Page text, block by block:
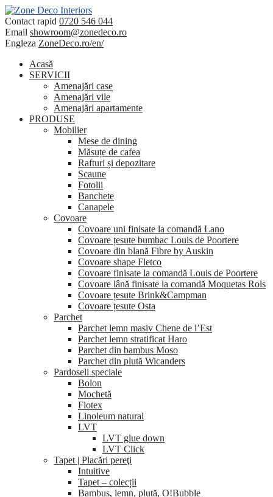
Contact rapid 0720 546 044
Email showroom@zonedeco.ro
Engleza ZoneDeco.ro/en/
Acasă
SERVICII
Amenajări case
Amenajări vile
Amenajări apartamente
PRODUSE
Mobilier
Mese de dining
Măsuțe de cafea
Rafturi și depozitare
Scaune
Fotolii
Banchete
Canapele
Covoare
Covoare uni finisate la comandă Lano
Covoare țesute bumbac Louis de Poortere
Covoare din blană Fibre by Auskin
Covoare shape Fletco
Covoare finisate la comandă Louis de Poortere
Covoare lână finisate la comandă Moquetas Rols
Covoare țesute Brink&Campman
Covoare țesute Osta
Parchet
Parchet lemn masiv Chene de l’Est
Parchet lemn stratificat Haro
Parchet din bambus Moso
Parchet din plută Wicanders
Pardoseli speciale
Bolon
Mochetă
Flotex
Linoleum natural
LVT
LVT glue down
LVT Click
Tapet | Placări pereţi
Intuitive
Tapet – colecții
Bambus, lemn, plută, O!Bubble